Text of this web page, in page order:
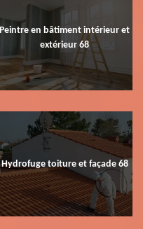
Peintre en bâtiment intérieur et
extérieur 68
Hydrofuge toiture et façade 68